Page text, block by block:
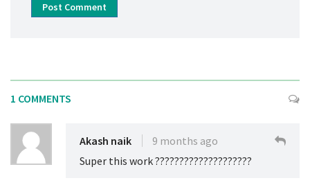
Post Comment
1 COMMENTS
Akash naik
9 months ago
Super this work ????????????????????